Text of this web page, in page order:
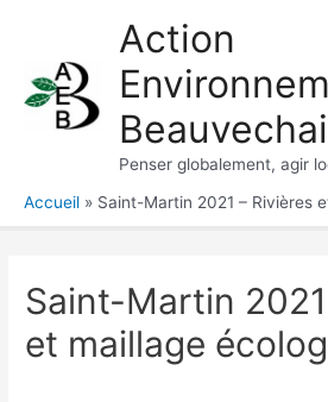
contenu
Action
Penser globalement, agir
Accueil Saint-Martin 2021 – Rivières
Saint-Martin
et maillage